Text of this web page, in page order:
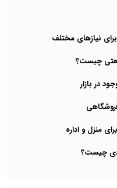
نیازهای مختلف
چیست؟
در بازار
چیست؟